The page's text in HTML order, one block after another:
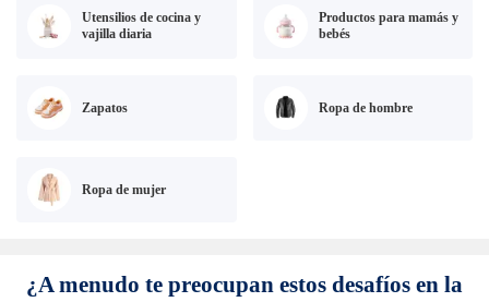
Utensilios de cocina y
vajilla diaria
Productos para mamás y
bebés
Zapatos Ropa de hombre
Ropa de mujer
¿A menudo te preocupan estos desafíos en la